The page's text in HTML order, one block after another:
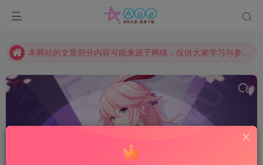
现在赞助会员享受专属折扣，详情点击此条公告。
本网站的文章部分内容可能来源于网络，仅供大家学习与参考，如有侵权，请联系站长QQ466107887进行删除处理。